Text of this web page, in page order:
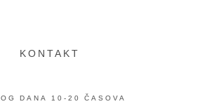
KONTAKT
DANA 10-20 ČASOVA